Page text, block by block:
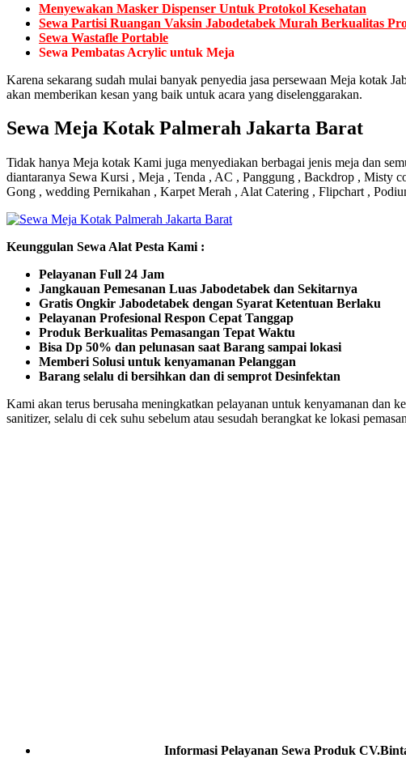
Menyewakan Masker Dispenser Untuk Protokol Kesehatan
Sewa Partisi Ruangan Vaksin Jabodetabek Murah Berkualitas
Sewa Wastafle Portable
Sewa Pembatas Acrylic untuk Meja
Karena sekarang sudah mulai banyak penyedia jasa persewaan Meja kotak
akan memberikan kesan yang baik untuk acara yang diselenggarakan.
Sewa Meja Kotak Palmerah Jakarta Barat
Tidak hanya Meja kotak Kami juga menyediakan berbagai jenis meja dan
diantaranya Sewa Kursi , Meja , Tenda , AC , Panggung , Backdrop , Misty
Gong , wedding Pernikahan , Karpet Merah , Alat Catering , Flipchart ,
Keunggulan Sewa Alat Pesta Kami :
Pelayanan Full 24 Jam
Jangkauan Pemesanan Luas Jabodetabek dan Sekitarnya
Gratis Ongkir Jabodetabek dengan Syarat Ketentuan Berlaku
Pelayanan Profesional Respon Cepat Tanggap
Produk Berkualitas Pemasangan Tepat Waktu
Bisa Dp 50% dan pelunasan saat Barang sampai lokasi
Memberi Solusi untuk kenyamanan Pelanggan
Barang selalu di bersihkan dan di semprot Desinfektan
Kami akan terus berusaha meningkatkan pelayanan untuk kenyamanan dan
sanitizer, selalu di cek suhu sebelum atau sesudah berangkat ke lokasi
Informasi Pelayanan Sewa Produk